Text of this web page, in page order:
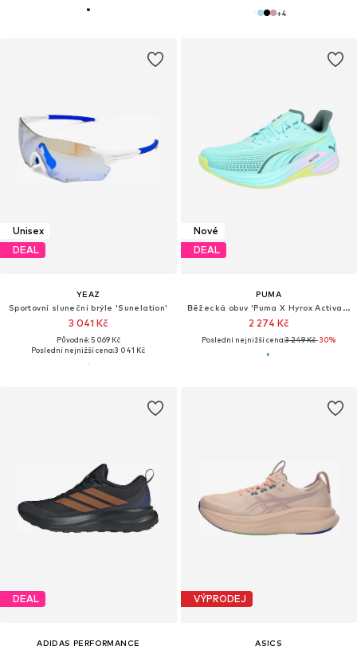
+4
Unisex
DEAL
YEAZ
Sportovní sluneční brýle 'Sunelation'
3 041 Kč
Původně: 5 069 Kč
Poslední nejnižší cena:3 041 Kč
Nové
DEAL
PUMA
Běžecká obuv 'Puma X Hyrox Activate Nitro™'
2 274 Kč
Poslední nejnižší cena:3 249 Kč-30%
DEAL
ADIDAS PERFORMANCE
VÝPRODEJ
ASICS